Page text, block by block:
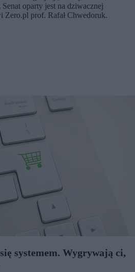
oparty jest na dziwacznej
Zero.pl prof. Rafał Chwedoruk.
systemem. Wygrywają ci,